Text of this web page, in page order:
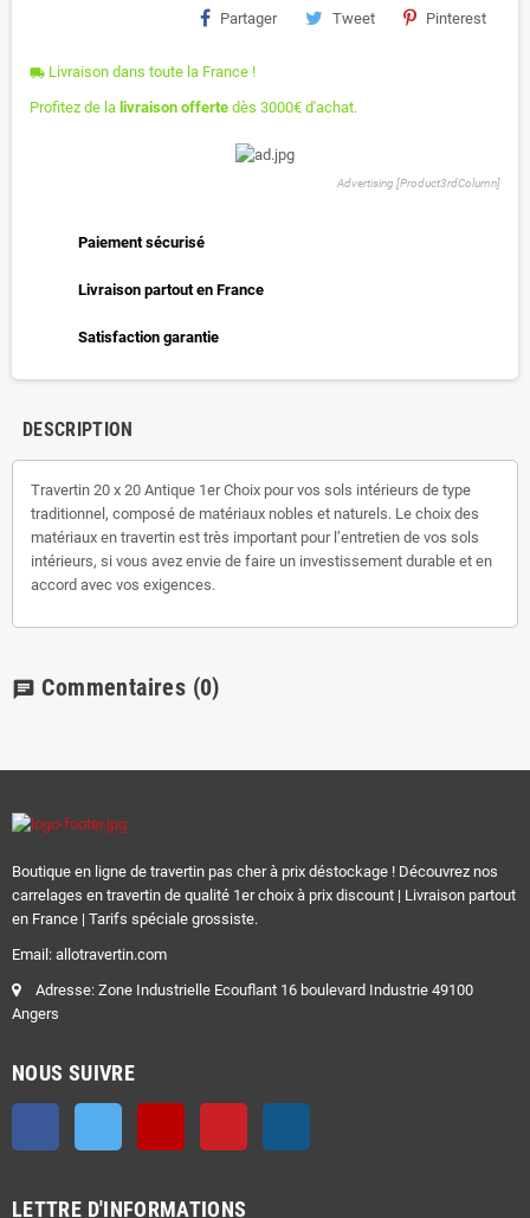
Partager Tweet Pinterest
local_shipping Livraison dans toute la France !
Profitez de la livraison offerte dès 3000€ d'achat.
Advertising [Product3rdColumn]
Paiement sécurisé
Livraison partout en France
Satisfaction garantie
DESCRIPTION
Travertin 20 x 20 Antique 1er Choix pour vos sols intérieurs de type
traditionnel, composé de matériaux nobles et naturels. Le choix des
matériaux en travertin est très important pour l’entretien de vos sols
intérieurs, si vous avez envie de faire un investissement durable et en
accord avec vos exigences.
chat Commentaires (0)
Boutique en ligne de travertin pas cher à prix déstockage ! Découvrez nos
carrelages en travertin de qualité 1er choix à prix discount | Livraison partout
en France | Tarifs spéciale grossiste.
Email: allotravertin.com
Adresse: Zone Industrielle Ecouflant 16 boulevard Industrie 49100
Angers
NOUS SUIVRE
Facebook Twitter YouTube
LETTRE D'INFORMATIONS